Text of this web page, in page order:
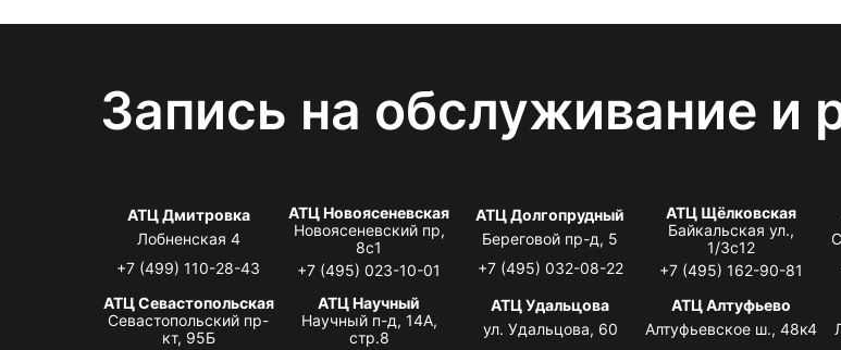
Запись на обслуживание и
АТЦ Дмитровка
Лобненская 4
+7 (499) 110-28-43
АТЦ Новоясеневская
Новоясеневский пр,
8с1
+7 (495) 023-10-01
АТЦ Долгопрудный
Береговой пр-д, 5
+7 (495) 032-08-22
АТЦ Щёлковская
Байкальская ул.,
1/3с12
+7 (495) 162-90-81
АТЦ Севастопольская
Севастопольский пр-
кт, 95Б
АТЦ Научный
Научный п-д, 14А,
стр.8
АТЦ Удальцова
ул. Удальцова, 60
АТЦ Алтуфьево
Алтуфьевское ш., 48к4